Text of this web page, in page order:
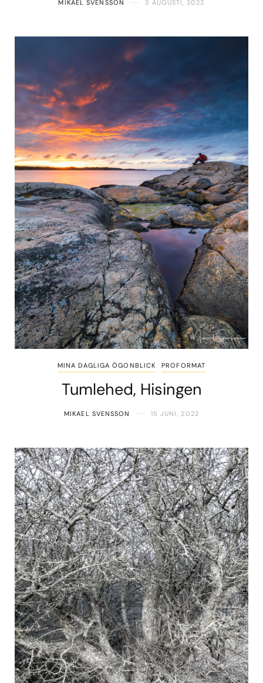
MIKAEL SVENSSON 3 AUGUSTI, 2022
MINA DAGLIGA ÖGONBLICK PROFORMAT
Tumlehed, Hisingen
MIKAEL SVENSSON 15 JUNI, 2022